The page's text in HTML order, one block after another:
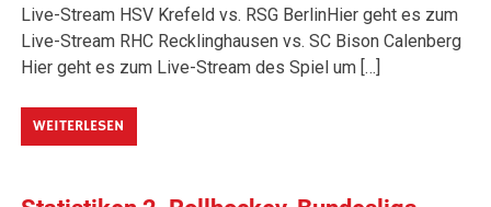
Live-Stream HSV Krefeld vs. RSG BerlinHier geht es zum
Live-Stream RHC Recklinghausen vs. SC Bison Calenberg
Hier geht es zum Live-Stream des Spiel um […]
WEITERLESEN